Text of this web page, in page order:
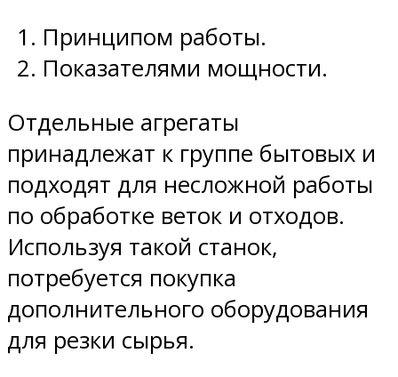
Принципом работы.
Показателями мощности.
Отдельные агрегаты
принадлежат к группе бытовых и
подходят для несложной работы
по обработке веток и отходов.
Используя такой станок,
потребуется покупка
дополнительного оборудования
для резки сырья.